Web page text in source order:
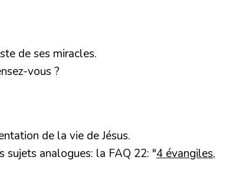
de ses miracles.
vous ?
de la vie de Jésus.
sujets analogues: la FAQ 22: "4 évangiles,